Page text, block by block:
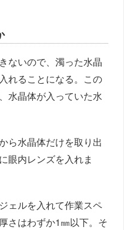
ないので、濁った水晶
れることになる。この
水晶体が入っていた水
ら水晶体だけを取り出
眼内レンズを入れま
ェルを入れて作業スペ
さはわずか1㎜以下。そ